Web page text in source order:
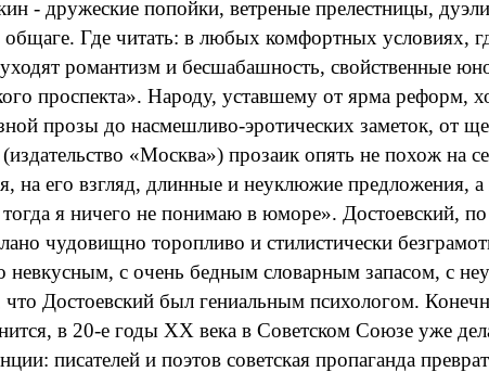
- дружеские попойки, ветреные прелестницы,
Где читать: в любых комфортных условиях,
романтизм и бесшабашность, свойственные
проспекта». Народу, уставшему от ярма реформ,
прозы до насмешливо-эротических заметок, от
«Москва») прозаик опять не похож на
на его взгляд, длинные и неуклюжие предложения,
я ничего не понимаю в юморе». Достоевский,
чудовищно торопливо и стилистически
с очень бедным словарным запасом, с
Достоевский был гениальным психологом.
в 20-е годы ХХ века в Советском Союзе уже
писателей и поэтов советская пропаганда